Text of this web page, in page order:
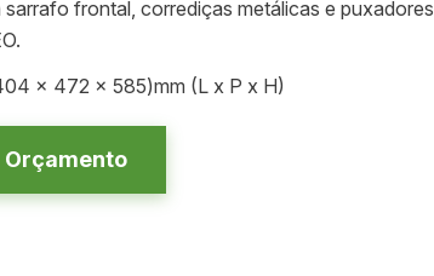
sarrafo frontal, corrediças metálicas e puxadores
x 472 x 585)mm (L x P x H)
Orçamento